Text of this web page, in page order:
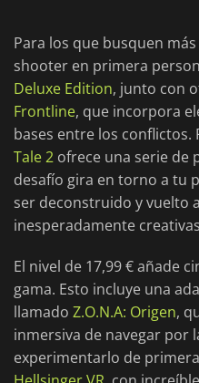
Para los que busquen
shooter en primera
Deluxe Edition, junto con
Frontline, que incorpora
bases entre los conflictos.
Tale 2 ofrece una serie de
desafío gira en torno a tu
ser deconstruido y vuelto
inesperadamente
El nivel de 17,99 € añade
gama. Esto incluye una
llamado Z.O.N.A: Origen,
inmersiva de navegar por
experimentarlo de